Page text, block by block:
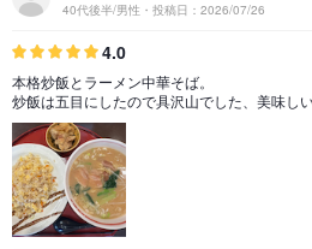
40代後半/男性・投稿日：2026/07/26
4.0
本格炒飯とラーメン中華そば。
炒飯は五目にしたので具沢山でした、美味し